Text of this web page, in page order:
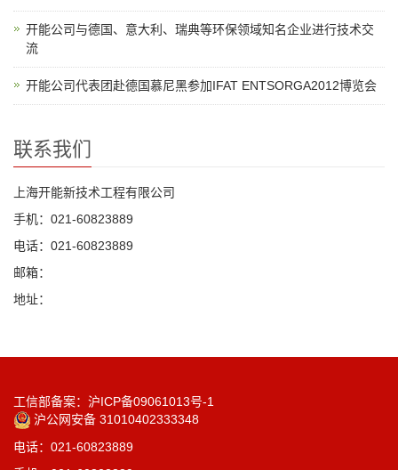
开能公司与德国、意大利、瑞典等环保领域知名企业进行技术交
流
开能公司代表团赴德国慕尼黑参加IFAT ENTSORGA2012博览会
联系我们
上海开能新技术工程有限公司
手机：021-60823889
电话：021-60823889
邮箱：
地址：
工信部备案：沪ICP备09061013号-1
沪公网安备 31010402333348
电话：021-60823889